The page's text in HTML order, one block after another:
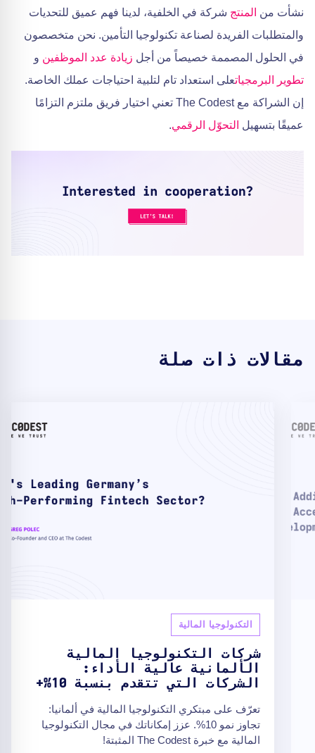
نشأت من المنتج شركة في الخلفية، لدينا فهم عميق للتحديات
والمتطلبات الفريدة لصناعة تكنولوجيا التأمين. نحن متخصصون
في الحلول المصممة خصيصاً من أجل زيادة عدد الموظفين و
تطوير البرمجياتعلى استعداد تام لتلبية احتياجات عملك الخاصة.
إن الشراكة مع The Codest تعني اختيار فريق ملتزم التزامًا
عميقًا بتسهيل التحوّل الرقمي.
مقالات ذات صلة
التكنولوجيا المالية
شركات التكنولوجيا المالية
الألمانية عالية الأداء:
الشركات التي تتقدم بنسبة 10%+
تعرّف على مبتكري التكنولوجيا المالية في ألمانيا:
تجاوز نمو 10%. عزز إمكاناتك في مجال التكنولوجيا
المالية مع خبرة The Codest المثبتة!